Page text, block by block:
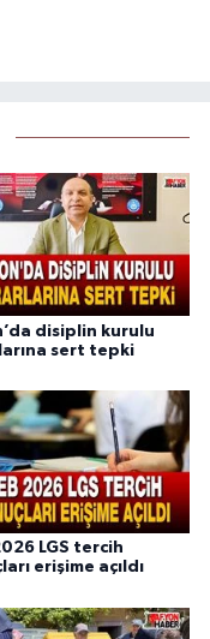
disiplin kurulu
sert tepki
LGS tercih
erişime açıldı